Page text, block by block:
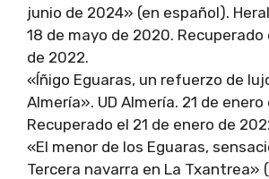
junio de 2024» (en español).
18 de mayo de 2020. Recuperado
de 2022.
«Íñigo Eguaras, un refuerzo de
Almería». UD Almería. 21 de enero
Recuperado el 21 de enero de
«El menor de los Eguaras,
Tercera navarra en La Txantrea»